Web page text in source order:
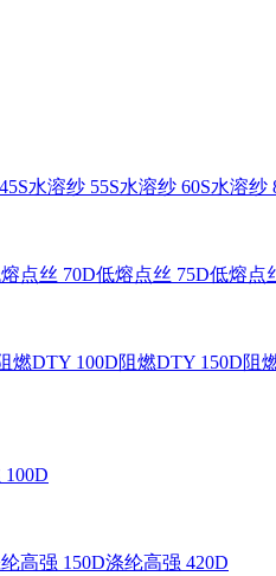
水溶纱 55S水溶纱 60S水溶纱
点丝 70D低熔点丝 75D低熔点
燃DTY 100D阻燃DTY 150D阻
100D
高强 150D涤纶高强 420D